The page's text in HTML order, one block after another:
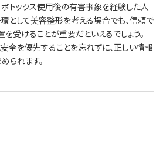
ボトックス使用後の有害事象を経験した人
として美容整形を考える場合でも、信頼で
受けることが重要だといえるでしょう。
全を優先することを忘れずに、正しい情報
られます。